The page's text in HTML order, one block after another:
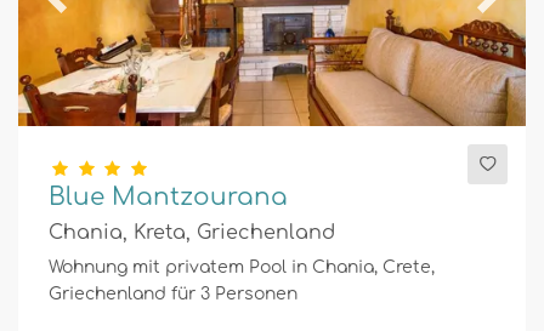
Previous Next
Blue Mantzourana
Chania, Kreta, Griechenland
Wohnung mit privatem Pool in Chania, Crete,
Griechenland für 3 Personen